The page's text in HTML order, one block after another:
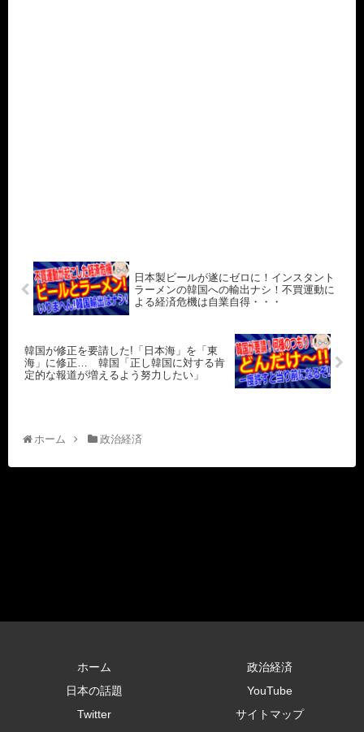
日本製ビールが遂にゼロに！インスタント
ラーメンの韓国への輸出ナシ！不買運動に
よる経済危機は自業自得・・・
韓国が修正を要請した!「日本海」を「東
海」に修正… 韓国「正し韓国に対する肯
定的な報道が増えるよう努力したい」
ホーム 政治経済
ホーム
政治経済
日本の話題
YouTube
Twitter
サイトマップ